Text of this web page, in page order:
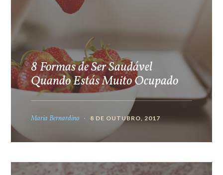
8 Formas de Ser Saudável
Quando Estás Muito Ocupado
Maria Bernardino 8 DE OUTUBRO, 2017